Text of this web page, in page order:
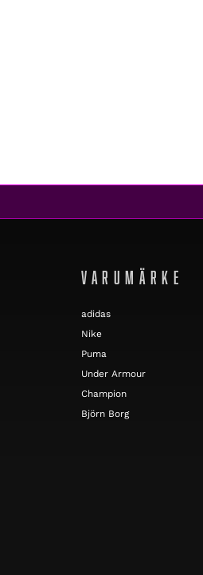
VARUMÄRKE
adidas
Nike
Puma
Under Armour
Champion
Björn Borg